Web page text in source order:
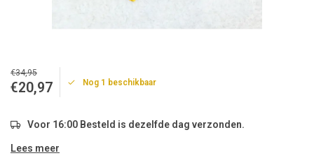
€34,95
€20,97 Nog 1 beschikbaar
Voor 16:00 Besteld is dezelfde dag verzonden.
Lees meer